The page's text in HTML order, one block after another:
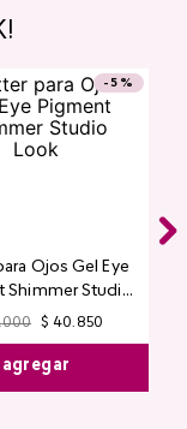
- 5 %
Ojos Gel Eye
Shimmer Studio
Look
000 $ 40. 850
agregar